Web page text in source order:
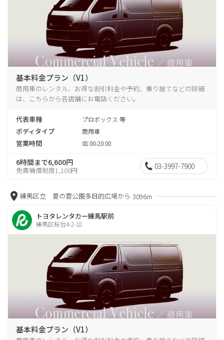
基本料金プラン（V1）
商用車のレンタル、お得な割引料金や予約、乗り捨てなどの詳細
は、こちらから各店舗にお電話ください。
代表車種 プロボックス 等
ボディタイプ 商用車
営業時間 08:00-20:00
6時間まで6,600円
免責補償制度1,100円 03-3997-7900
練馬区立 夏の雲公園多目的広場から 3096m
トヨタレンタカー練馬駅前
練馬区桜台4-2-18
基本料金プラン（V1）